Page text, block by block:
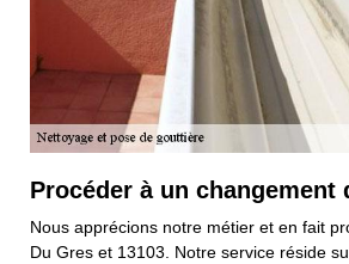
Procéder à un changement
Nous apprécions notre métier et en fait
Du Gres et 13103. Notre service réside